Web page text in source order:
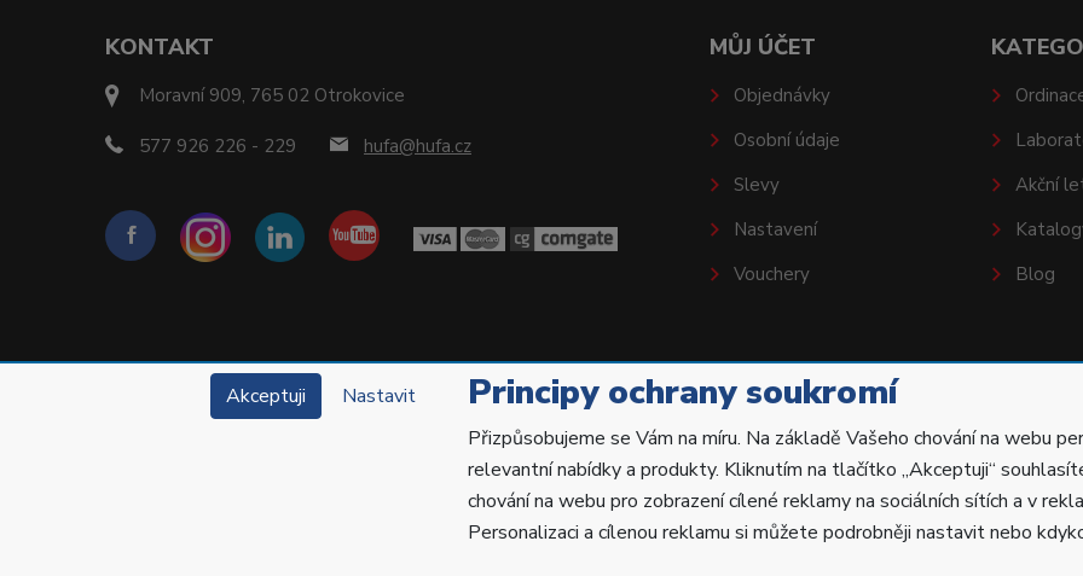
KONTAKT
Moravní 909, 765 02 Otrokovice
577 926 226 - 229 hufa@hufa.cz
MŮJ ÚČET
Objednávky
Osobní údaje
Slevy
Nastavení
Vouchery
Akční
Blog
Copyright © 2022 Hu-Fa Dental a.s. Všechna práva vyhrazena.
Akceptuji Nastavit Principy ochrany soukromí
Přizpůsobujeme se Vám na míru. Na základě Vašeho chování na webu
relevantní nabídky a produkty. Kliknutím na tlačítko „Akceptuji“
chování na webu pro zobrazení cílené reklamy na sociálních sítích a v
Personalizaci a cílenou reklamu si můžete podrobněji nastavit nebo